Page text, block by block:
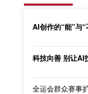
AI创作的“能”与
科技向善 别让AI
全运会群众赛事